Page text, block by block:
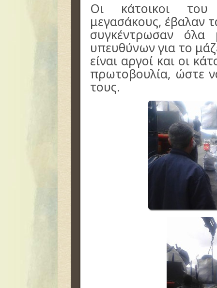
Οι κάτοικοι του
μεγασάκους, έβαλαν
συγκέντρωσαν
υπευθύνων για το
είναι αργοί και οι
πρωτοβουλία, ώστε
τους.